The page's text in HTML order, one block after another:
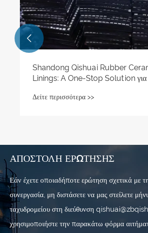

ΑΠΟΣΤΟΛΉ ΕΡΏΤΗΣΗΣ
Εάν έχετε οποιαδήποτε ερώτηση σχετικά με
συνεργασία, μη διστάσετε να μας στείλετε
ταχυδρομείου στη διεύθυνση
χρησιμοποιήστε την παρακάτω φόρμα